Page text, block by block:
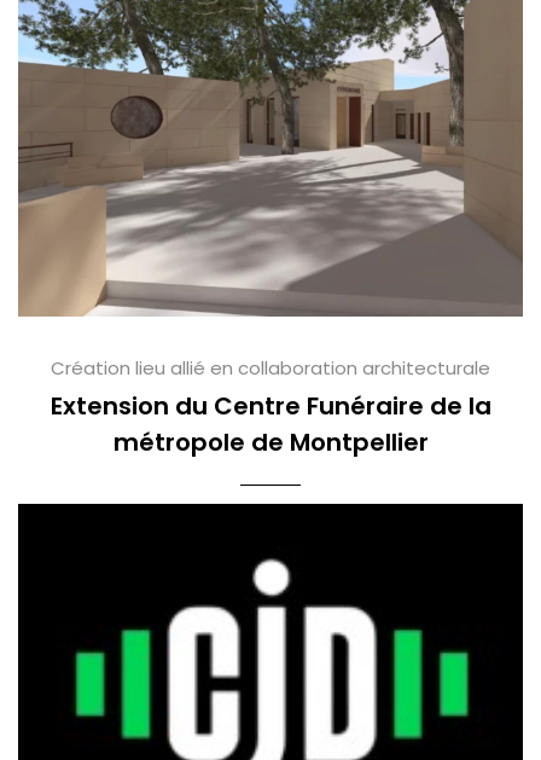
Création lieu allié en collaboration architecturale
Extension du Centre Funéraire de la
métropole de Montpellier